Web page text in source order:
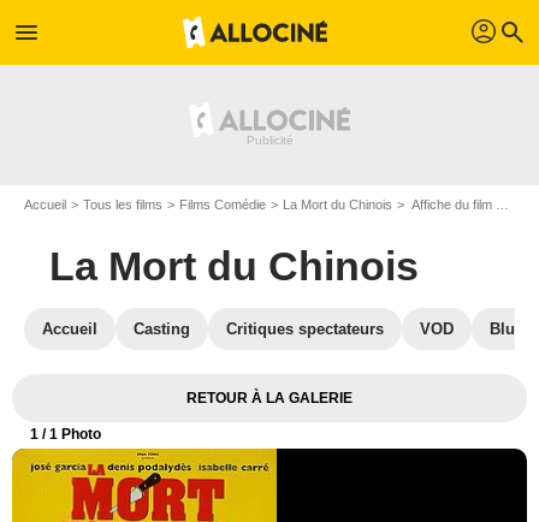
menu profil search
Accueil Tous les films Films Comédie La Mort du Chinois Affiche du film La Mort du Chinois - Photo 1
La Mort du Chinois
Accueil Casting Critiques spectateurs VOD Blu-
RETOUR À LA GALERIE
1 / 1 Photo